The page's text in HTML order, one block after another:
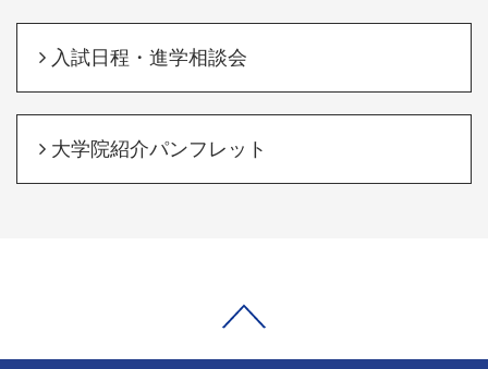
入試日程・進学相談会
大学院紹介パンフレット